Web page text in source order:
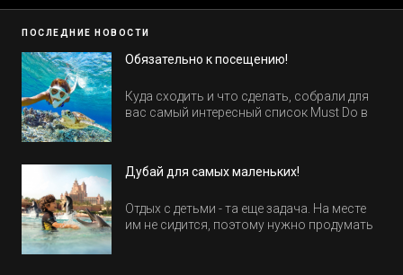
ПОСЛЕДНИЕ НОВОСТИ
Обязательно к посещению!
Куда сходить и что сделать, собрали для
вас самый интересный список Must Do в
Дубай для самых маленьких!
Отдых с детьми - та еще задача. На месте
им не сидится, поэтому нужно продумать